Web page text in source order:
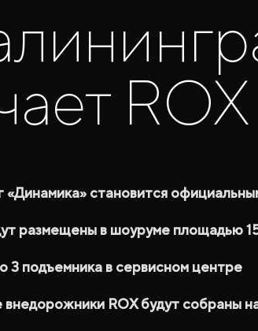
«Динамика» становится
размещены в шоуруме площадью
3 подъемника в сервисном центре
внедорожники ROX будут собраны